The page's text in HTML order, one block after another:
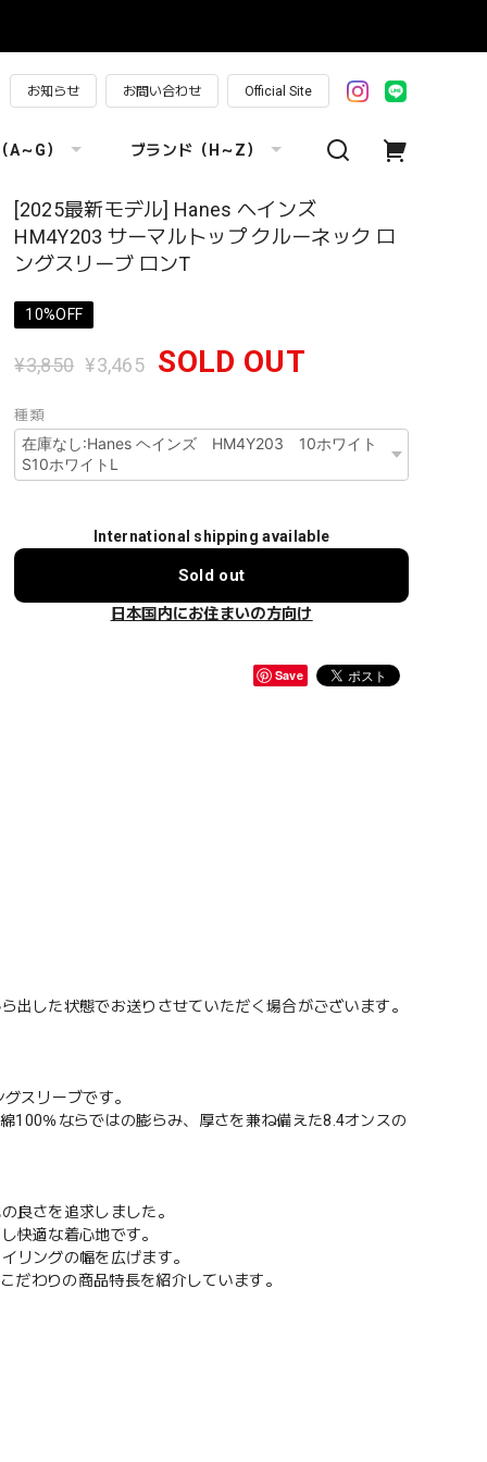
お知らせ お問い合わせ Official Site
A～G） ブランド（H～Z）
[2025最新モデル] Hanes ヘインズ
HM4Y203 サーマルトップ クルーネック ロ
ングスリーブ ロンT
10%OFF
¥3,850 ¥3,465 SOLD OUT
種類
International shipping available
Sold out
日本国内にお住まいの方向け
Save
した状態でお送りさせていただく場合がございます。
スリーブです。
100％ならではの膨らみ、厚さを兼ね備えた8.4オンスの
良さを追求しました。
快適な着心地です。
リングの幅を広げます。
だわりの商品特長を紹介しています。